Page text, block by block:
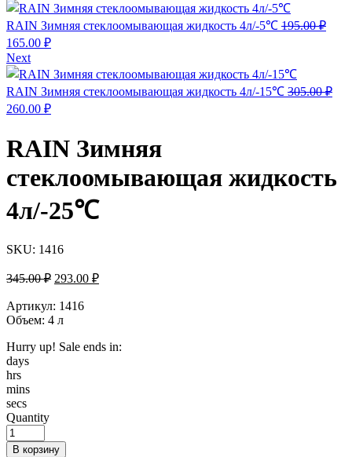
RAIN Зимняя стеклоомывающая жидкость 4л/-5℃ 195.00₽
Первоначальная
цена
составляла
195.00 ₽.
165.00 ₽Текущая
165.00 ₽.
Next
RAIN Зимняя стеклоомывающая жидкость 4л/-15℃ 305.00₽
Первоначальная
305.00 ₽.
260.00 ₽Текущая
RAIN Зимняя
стеклоомывающая жидкость
4л/-25℃
SKU: 1416
345.00₽ Первоначальная
составляла
345.00 ₽.
293.00 ₽Текущая
Артикул: 1416
Объем: 4 л
Hurry up! Sale ends in:
days
hrs
mins
secs
Quantity
В корзину